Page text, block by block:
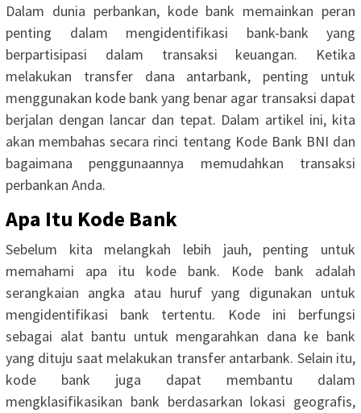
Dalam dunia perbankan, kode bank memainkan peran
penting dalam mengidentifikasi bank-bank yang
berpartisipasi dalam transaksi keuangan. Ketika
melakukan transfer dana antarbank, penting untuk
menggunakan kode bank yang benar agar transaksi dapat
berjalan dengan lancar dan tepat. Dalam artikel ini, kita
akan membahas secara rinci tentang Kode Bank BNI dan
bagaimana penggunaannya memudahkan transaksi
perbankan Anda.
Apa Itu Kode Bank
Sebelum kita melangkah lebih jauh, penting untuk
memahami apa itu kode bank. Kode bank adalah
serangkaian angka atau huruf yang digunakan untuk
mengidentifikasi bank tertentu. Kode ini berfungsi
sebagai alat bantu untuk mengarahkan dana ke bank
yang dituju saat melakukan transfer antarbank. Selain itu,
kode bank juga dapat membantu dalam
mengklasifikasikan bank berdasarkan lokasi geografis,